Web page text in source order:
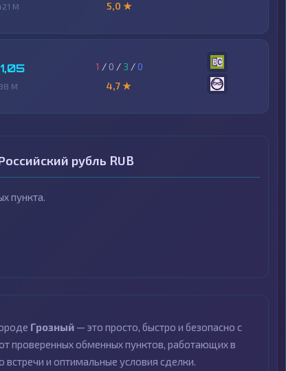
M
5,0 ★
38 M
1 / 0 / 3 /0
4,7 ★
рубль RUB
пункта.
Грозный — это просто, быстро и безопасно с
проверенных обменных пунктов, работающих в
и оптимальные условия сделки.